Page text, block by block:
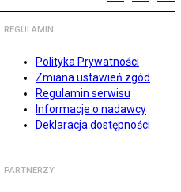
REGULAMIN
Polityka Prywatności
Zmiana ustawień zgód
Regulamin serwisu
Informacje o nadawcy
Deklaracja dostępności
PARTNERZY